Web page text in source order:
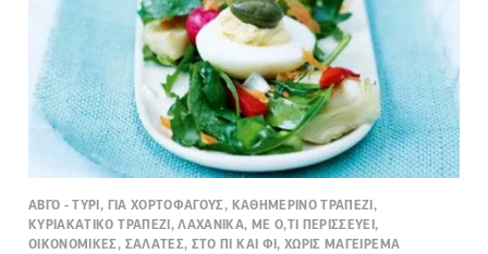
ΑΒΓΟ - ΤΥΡΙ, ΓΙΑ ΧΟΡΤΟΦΑΓΟΥΣ, ΚΑΘΗΜΕΡΙΝΟ ΤΡΑΠΕΖΙ,
ΚΥΡΙΑΚΑΤΙΚΟ ΤΡΑΠΕΖΙ, ΛΑΧΑΝΙΚΑ, ΜΕ Ο,ΤΙ ΠΕΡΙΣΣΕΥΕΙ,
ΟΙΚΟΝΟΜΙΚΕΣ, ΣΑΛΑΤΕΣ, ΣΤΟ ΠΙ ΚΑΙ ΦΙ, ΧΩΡΙΣ ΜΑΓΕΙΡΕΜΑ